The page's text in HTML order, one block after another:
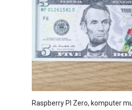
Raspberry PI Zero, komputer